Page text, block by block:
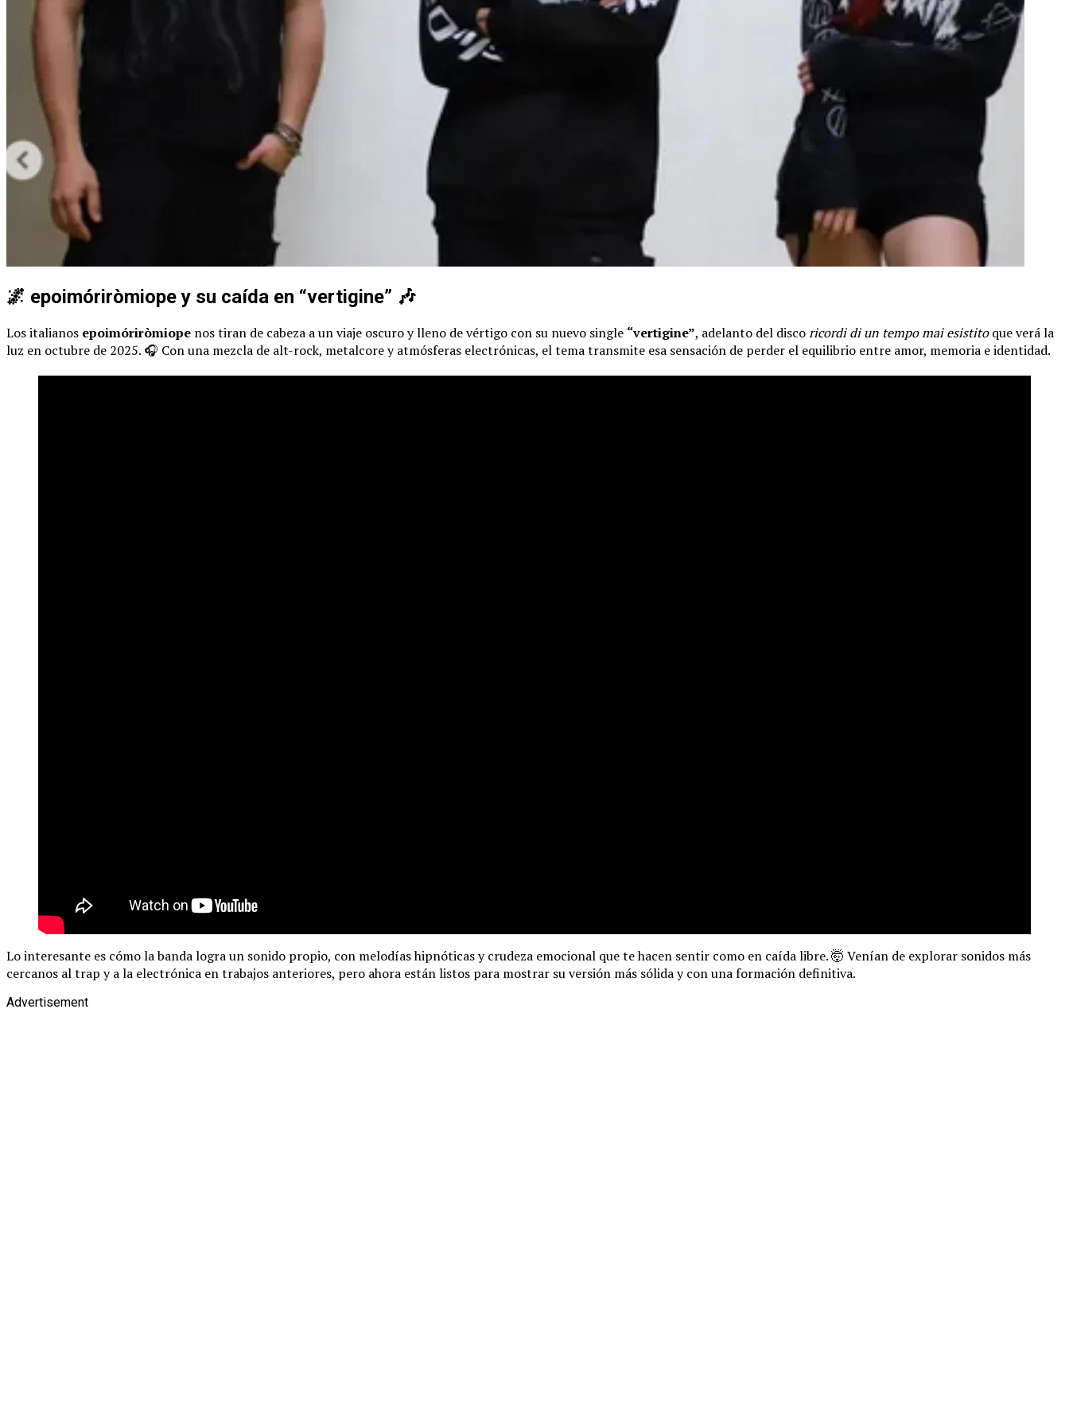
🌌 epoimóriròmiope y su caída en “vertigine” 🎶
Los italianos epoimóriròmiope nos tiran de cabeza a un viaje oscuro y lleno de vértigo con su nuevo single “vertigine”, adelanto del discoricordi di un tempo mai esistitoque verá la
luz en octubre de 2025. 🎧 Con una mezcla de alt-rock, metalcore y atmósferas electrónicas, el tema transmite esa sensación de perder el equilibrio entre amor, memoria e identidad.
Lo interesante es cómo la banda logra un sonido propio, con melodías hipnóticas y crudeza emocional que te hacen sentir como en caída libre. 🤯 Venían de explorar sonidos más
cercanos al trap y a la electrónica en trabajos anteriores, pero ahora están listos para mostrar su versión más sólida y con una formación definitiva.
Advertisement